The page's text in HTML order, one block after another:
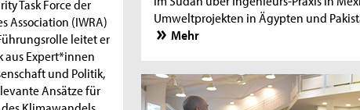
Umweltprojekten in Ägypten und
Mehr
Task Force der
Association (IWRA)
leitet er
aus Expert*innen
und Politik,
Ansätze für